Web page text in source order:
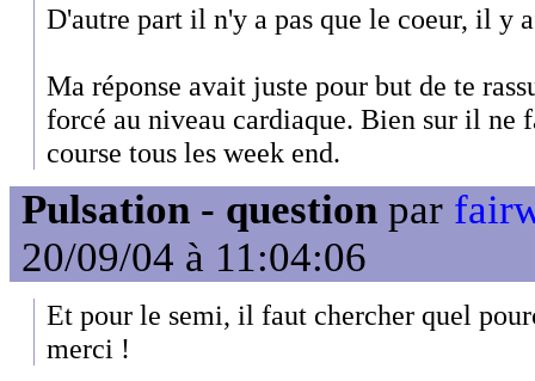
D'autre part il n'y a pas que le coeur, il y
Ma réponse avait juste pour but de te
forcé au niveau cardiaque. Bien sur il ne
course tous les week end.
Pulsation - question par
20/09/04 à 11:04:06
Et pour le semi, il faut chercher quel
merci !